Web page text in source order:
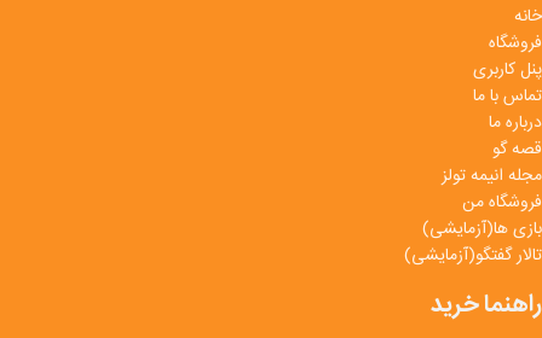
خانه
فروشگاه
پنل کاربری
تماس با ما
درباره ما
قصه گو
مجله انیمه تولز
فروشگاه من
بازی ها(آزمایشی)
تالار گفتگو(آزمایشی)
راهنما خرید